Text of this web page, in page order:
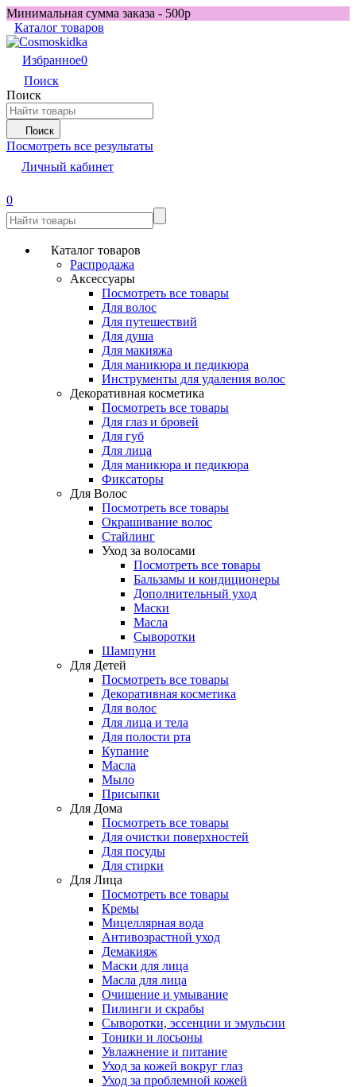
Минимальная сумма заказа - 500р
Каталог товаров
Избранное0
Поиск
Поиск
Поиск
Посмотреть все результаты
Личный кабинет
0
Каталог товаров
Распродажа
Аксессуары
Посмотреть все товары
Для волос
Для путешествий
Для душа
Для макияжа
Для маникюра и педикюра
Инструменты для удаления волос
Декоративная косметика
Посмотреть все товары
Для глаз и бровей
Для губ
Для лица
Для маникюра и педикюра
Фиксаторы
Для Волос
Посмотреть все товары
Окрашивание волос
Стайлинг
Уход за волосами
Посмотреть все товары
Бальзамы и кондиционеры
Дополнительный уход
Маски
Масла
Сыворотки
Шампуни
Для Детей
Посмотреть все товары
Декоративная косметика
Для волос
Для лица и тела
Для полости рта
Купание
Масла
Мыло
Присыпки
Для Дома
Посмотреть все товары
Для очистки поверхностей
Для посуды
Для стирки
Для Лица
Посмотреть все товары
Кремы
Мицеллярная вода
Антивозрастной уход
Демакияж
Маски для лица
Масла для лица
Очищение и умывание
Пилинги и скрабы
Сыворотки, эссенции и эмульсии
Тоники и лосьоны
Увлажнение и питание
Уход за кожей вокруг глаз
Уход за проблемной кожей